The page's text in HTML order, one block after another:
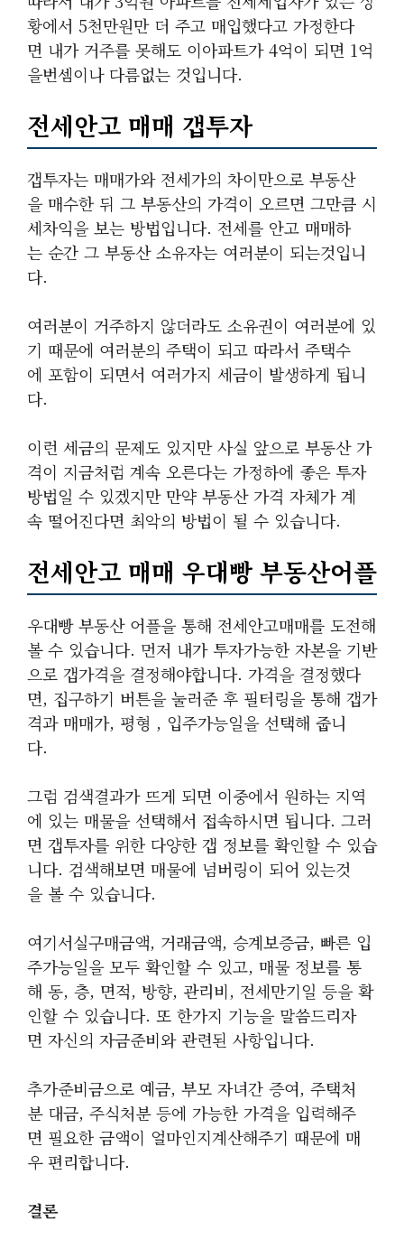
황에서 5천만원만 더 주고 매입했다고 가정한다
면 내가 거주를 못해도 이아파트가 4억이 되면 1억
을번셈이나 다름없는 것입니다.
전세안고 매매 갭투자
갭투자는 매매가와 전세가의 차이만으로 부동산
을 매수한 뒤 그 부동산의 가격이 오르면 그만큼 시
세차익을 보는 방법입니다. 전세를 안고 매매하
는 순간 그 부동산 소유자는 여러분이 되는것입니
다.
여러분이 거주하지 않더라도 소유권이 여러분에 있
기 때문에 여러분의 주택이 되고 따라서 주택수
에 포함이 되면서 여러가지 세금이 발생하게 됩니
다.
이런 세금의 문제도 있지만 사실 앞으로 부동산 가
격이 지금처럼 계속 오른다는 가정하에 좋은 투자
방법일 수 있겠지만 만약 부동산 가격 자체가 계
속 떨어진다면 최악의 방법이 될 수 있습니다.
전세안고 매매 우대빵 부동산어플
우대빵 부동산 어플을 통해 전세안고매매를 도전해
볼 수 있습니다. 먼저 내가 투자가능한 자본을 기반
으로 갭가격을 결정해야합니다. 가격을 결정했다
면, 집구하기 버튼을 눌러준 후 필터링을 통해 갭가
격과 매매가, 평형 , 입주가능일을 선택해 줍니
다.
그럼 검색결과가 뜨게 되면 이중에서 원하는 지역
에 있는 매물을 선택해서 접속하시면 됩니다. 그러
면 갭투자를 위한 다양한 갭 정보를 확인할 수 있습
니다. 검색해보면 매물에 넘버링이 되어 있는것
을 볼 수 있습니다.
여기서실구매금액, 거래금액, 승계보증금, 빠른 입
주가능일을 모두 확인할 수 있고, 매물 정보를 통
해 동, 층, 면적, 방향, 관리비, 전세만기일 등을 확
인할 수 있습니다. 또 한가지 기능을 말씀드리자
면 자신의 자금준비와 관련된 사항입니다.
추가준비금으로 예금, 부모 자녀간 증여, 주택처
분 대금, 주식처분 등에 가능한 가격을 입력해주
면 필요한 금액이 얼마인지계산해주기 때문에 매
우 편리합니다.
결론